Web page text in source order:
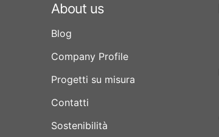
About us
Blog
Company Profile
Progetti su misura
Contatti
Sostenibilità